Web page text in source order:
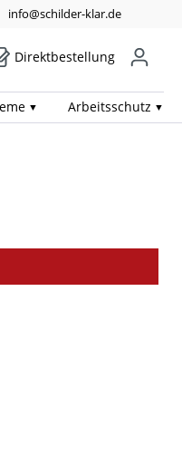
info@schilder-klar.de
Direktbestellung
Arbeits­schutz